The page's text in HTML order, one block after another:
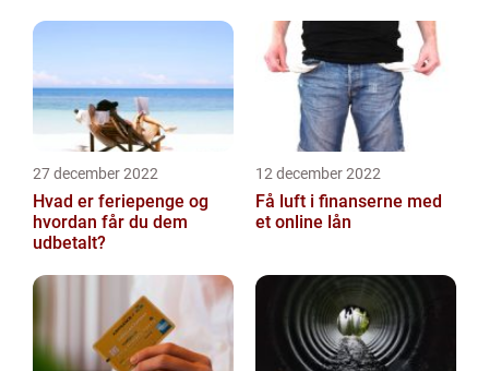
27 december 2022
Hvad er feriepenge og
hvordan får du dem
udbetalt?
12 december 2022
Få luft i finanserne med
et online lån